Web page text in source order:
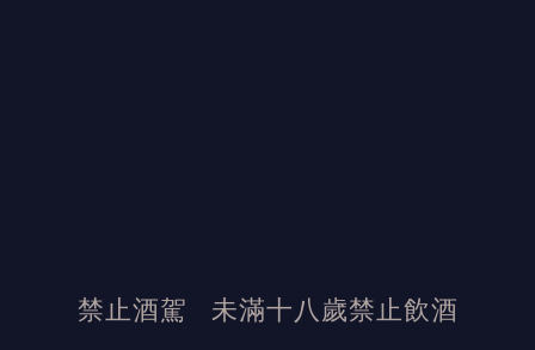
禁止酒駕 未滿十八歲禁止飲酒